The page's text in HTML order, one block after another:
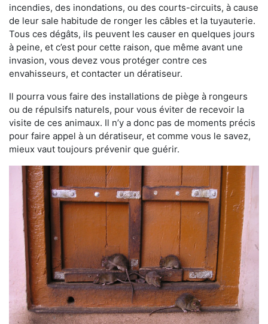
incendies, des inondations, ou des courts-circuits, à cause
de leur sale habitude de ronger les câbles et la tuyauterie.
Tous ces dégâts, ils peuvent les causer en quelques jours
à peine, et c’est pour cette raison, que même avant une
invasion, vous devez vous protéger contre ces
envahisseurs, et contacter un dératiseur.
Il pourra vous faire des installations de piège à rongeurs
ou de répulsifs naturels, pour vous éviter de recevoir la
visite de ces animaux. Il n’y a donc pas de moments précis
pour faire appel à un dératiseur, et comme vous le savez,
mieux vaut toujours prévenir que guérir.